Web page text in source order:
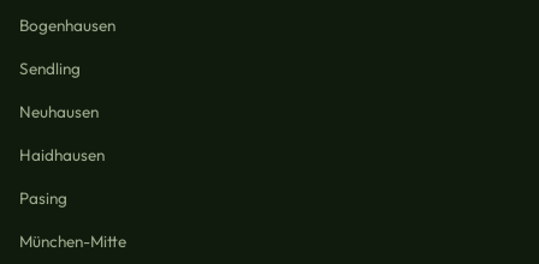
Bogenhausen
Sendling
Neuhausen
Haidhausen
Pasing
München-Mitte